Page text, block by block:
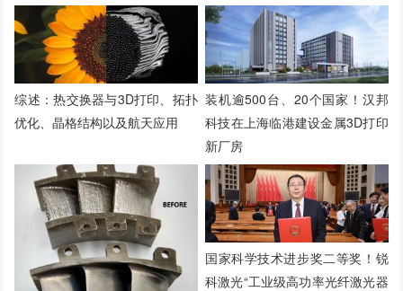
综述：热交换器与3D打印、拓扑
优化、晶格结构以及航天应用
装机逾500台、20个国家！汉邦
科技在上海临港建设金属3D打印
新厂房
国家科学技术进步奖二等奖！锐
科激光“工业级高功率光纤激光器